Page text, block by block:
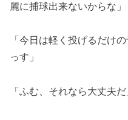
麗に捕球出来ないからな」
「今日は軽く投げるだけ
っす」
「ふむ、それなら大丈夫だ